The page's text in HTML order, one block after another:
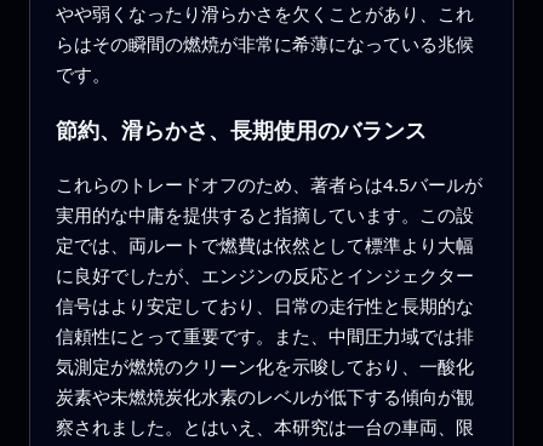
やや弱くなったり滑らかさを欠くことがあり、これ
らはその瞬間の燃焼が非常に希薄になっている兆候
です。
節約、滑らかさ、長期使用のバランス
これらのトレードオフのため、著者らは4.5バールが
実用的な中庸を提供すると指摘しています。この設
定では、両ルートで燃費は依然として標準より大幅
に良好でしたが、エンジンの反応とインジェクター
信号はより安定しており、日常の走行性と長期的な
信頼性にとって重要です。また、中間圧力域では排
気測定が燃焼のクリーン化を示唆しており、一酸化
炭素や未燃焼炭化水素のレベルが低下する傾向が観
察されました。とはいえ、本研究は一台の車両、限